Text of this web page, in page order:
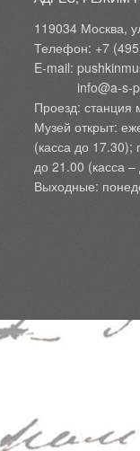
119034 Москва,
Телефон: +7
E-mail:
Проезд: станция
Музей открыт:
(касса до 17.30);
до 21.00 (касса
Выходные: